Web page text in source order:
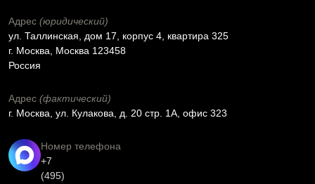
Адрес (юридический)
ул. Таллинская, дом 17, корпус 4, квартира 325
г. Москва, Москва 123458
Россия
Адрес (фактический)
г. Москва, ул. Кулакова, д. 20 стр. 1А, офис 323
Номер телефона
+7
(495)